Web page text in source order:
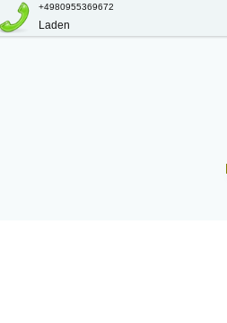
+4980955369672
Laden